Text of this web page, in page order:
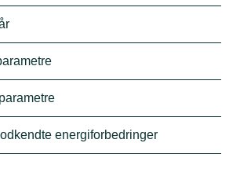
energiforbedringer